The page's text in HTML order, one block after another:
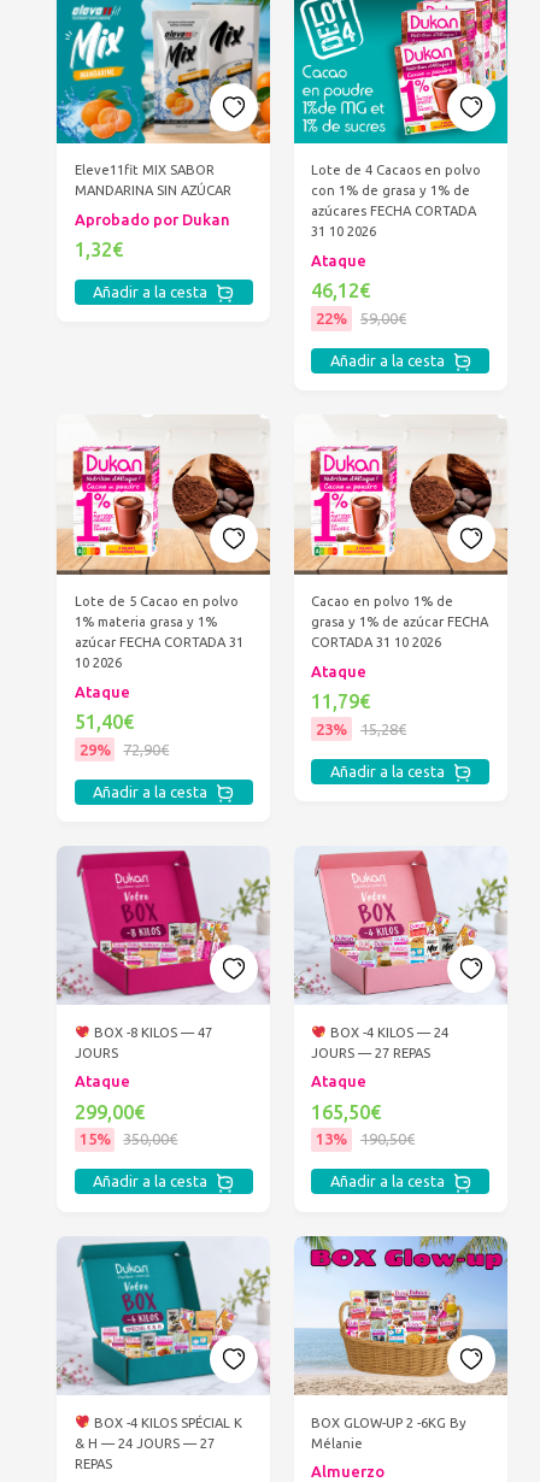
Eleve11fit MIX SABOR
MANDARINA SIN AZÚCAR
Aprobado por Dukan
1,32€
Añadir a la cesta
Lote de 4 Cacaos en polvo
con 1% de grasa y 1% de
azúcares FECHA CORTADA
31 10 2026
Ataque
46,12€
22% 59,00€
Añadir a la cesta
Lote de 5 Cacao en polvo
1% materia grasa y 1%
azúcar FECHA CORTADA 31
10 2026
Ataque
51,40€
29% 72,90€
Añadir a la cesta
Cacao en polvo 1% de
grasa y 1% de azúcar FECHA
CORTADA 31 10 2026
Ataque
11,79€
23% 15,28€
Añadir a la cesta
BOX -8 KILOS — 47
JOURS
Ataque
299,00€
15% 350,00€
Añadir a la cesta
BOX -4 KILOS — 24
JOURS — 27 REPAS
Ataque
165,50€
13% 190,50€
Añadir a la cesta
BOX -4 KILOS SPÉCIAL K
& H — 24 JOURS — 27
REPAS
BOX GLOW-UP 2 -6KG By
Mélanie
Almuerzo